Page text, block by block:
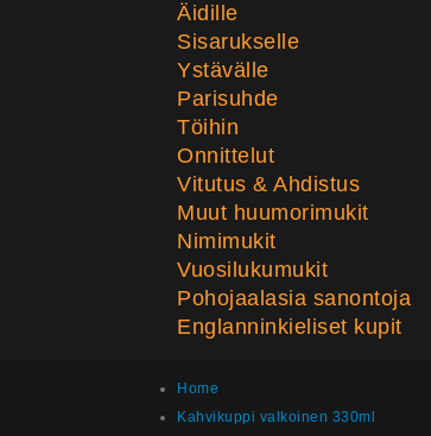
Äidille
Sisarukselle
Ystävälle
Parisuhde
Töihin
Onnittelut
Vitutus & Ahdistus
Muut huumorimukit
Nimimukit
Vuosilukumukit
Pohojaalasia sanontoja
Englanninkieliset kupit
Home
Kahvikuppi valkoinen 330ml